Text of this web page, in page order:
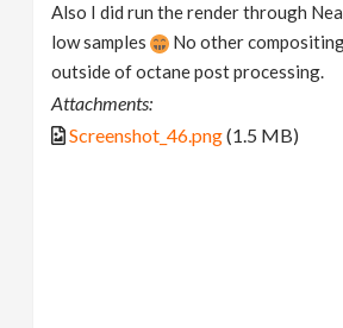
Also I did run the render through
low samples
No other
outside of octane post processing.
Attachments:
Screenshot_46.png(1.5 MB)